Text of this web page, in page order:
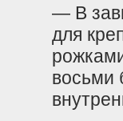
— В
для
восьми